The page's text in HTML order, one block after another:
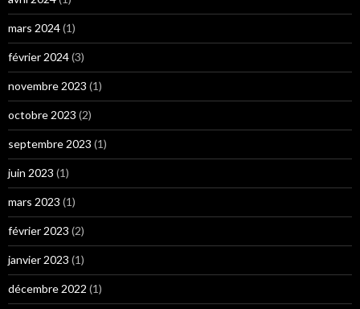
mars 2024(1)
février 2024(3)
novembre 2023 (1)
octobre 2023 (2)
septembre 2023 (1)
juin 2023 (1)
mars 2023 (1)
février 2023 (2)
janvier 2023 (1)
décembre 2022 (1)